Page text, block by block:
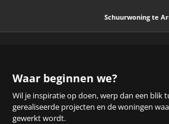
Schuurwoning te
Waar beginnen we?
Wil je inspiratie op doen, werp dan een blik
gerealiseerde projecten en de woningen
gewerkt wordt.